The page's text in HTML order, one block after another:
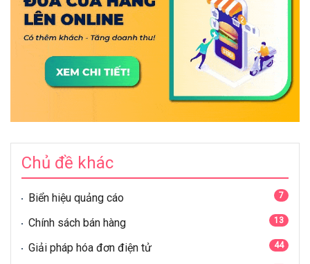
Chủ đề khác
Biển hiệu quảng cáo 7
Chính sách bán hàng 13
Giải pháp hóa đơn điện tử 44